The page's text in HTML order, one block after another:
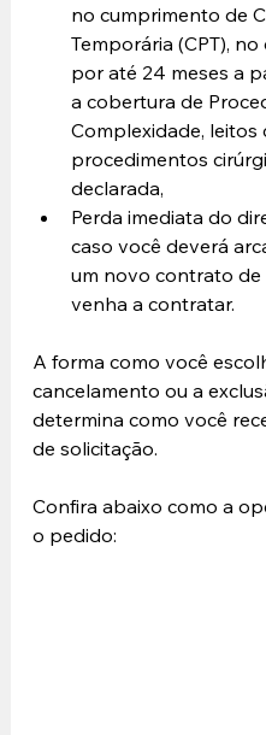
no cumprimento de
Temporária (CPT),
por até 24 meses a
a cobertura de
Complexidade,
procedimentos
declarada,
Perda imediata do
caso você deverá
um novo contrato de
venha a contratar.
A forma como você
cancelamento ou a
determina como você
de solicitação.
Confira abaixo como a
o pedido: